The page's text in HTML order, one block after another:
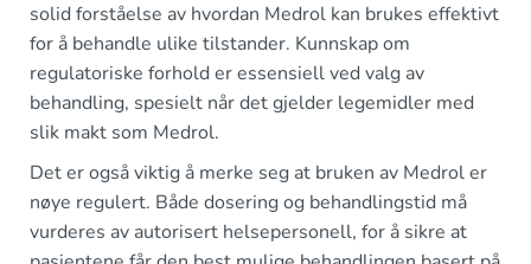
solid forståelse av hvordan Medrol kan brukes effektivt
for å behandle ulike tilstander. Kunnskap om
regulatoriske forhold er essensiell ved valg av
behandling, spesielt når det gjelder legemidler med
slik makt som Medrol.
Det er også viktig å merke seg at bruken av Medrol er
nøye regulert. Både dosering og behandlingstid må
vurderes av autorisert helsepersonell, for å sikre at